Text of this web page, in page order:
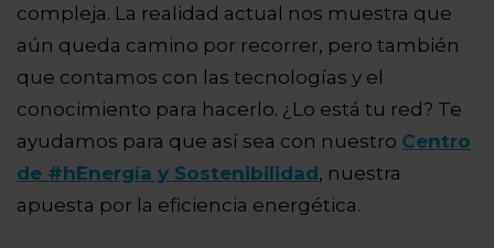
compleja. La realidad actual nos muestra que
aún queda camino por recorrer, pero también
que contamos con las tecnologías y el
conocimiento para hacerlo. ¿Lo está tu red? Te
ayudamos para que así sea con nuestro Centro
de #hEnergía y Sostenibilidad, nuestra
apuesta por la eficiencia energética.